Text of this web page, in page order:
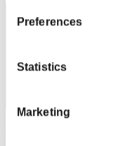
Preferences
Statistics
Marketing